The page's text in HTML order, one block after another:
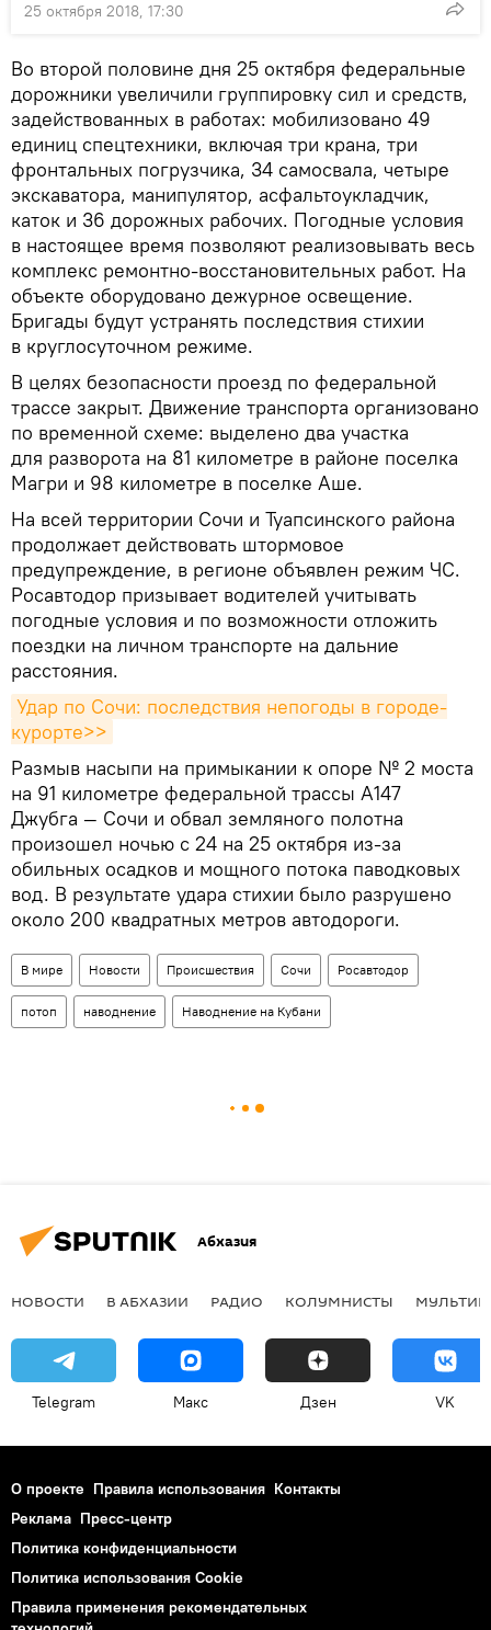
25 октября 2018, 17:30
Во второй половине дня 25 октября федеральные
дорожники увеличили группировку сил и средств,
задействованных в работах: мобилизовано 49
единиц спецтехники, включая три крана, три
фронтальных погрузчика, 34 самосвала, четыре
экскаватора, манипулятор, асфальтоукладчик,
каток и 36 дорожных рабочих. Погодные условия
в настоящее время позволяют реализовывать весь
комплекс ремонтно-восстановительных работ. На
объекте оборудовано дежурное освещение.
Бригады будут устранять последствия стихии
в круглосуточном режиме.
В целях безопасности проезд по федеральной
трассе закрыт. Движение транспорта организовано
по временной схеме: выделено два участка
для разворота на 81 километре в районе поселка
Магри и 98 километре в поселке Аше.
На всей территории Сочи и Туапсинского района
продолжает действовать штормовое
предупреждение, в регионе объявлен режим ЧС.
Росавтодор призывает водителей учитывать
погодные условия и по возможности отложить
поездки на личном транспорте на дальние
расстояния.
Удар по Сочи: последствия непогоды в городе-
курорте>>
Размыв насыпи на примыкании к опоре № 2 моста
на 91 километре федеральной трассы А147
Джубга — Сочи и обвал земляного полотна
произошел ночью с 24 на 25 октября из-за
обильных осадков и мощного потока паводковых
вод. В результате удара стихии было разрушено
около 200 квадратных метров автодороги.
В мире Новости Происшествия Сочи Росавтодор
потоп наводнение Наводнение на Кубани
Абхазия
НОВОСТИ В АБХАЗИИ РАДИО КОЛУМНИСТЫ
Telegram Макс Дзен VK
О проекте Правила использования Контакты
Реклама Пресс-центр
Политика конфиденциальности
Политика использования Cookie
Правила применения рекомендательных